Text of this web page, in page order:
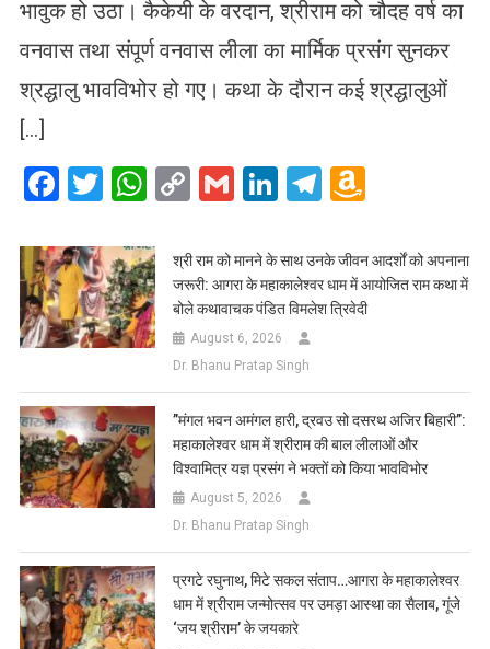
भावुक हो उठा। कैकेयी के वरदान, श्रीराम को चौदह वर्ष का
वनवास तथा संपूर्ण वनवास लीला का मार्मिक प्रसंग सुनकर
श्रद्धालु भावविभोर हो गए। कथा के दौरान कई श्रद्धालुओं
[…]
Facebook
Twitter
WhatsApp
CopyGmailLinkedIn
Telegram
List
​श्री राम को मानने के साथ उनके जीवन आदर्शों को अपनाना
जरूरी: आगरा के महाकालेश्वर धाम में आयोजित राम कथा में
बोले कथावाचक पंडित विमलेश त्रिवेदी
August 6, 2026
Dr. Bhanu Pratap Singh
​”मंगल भवन अमंगल हारी, द्रवउ सो दसरथ अजिर बिहारी”:
महाकालेश्वर धाम में श्रीराम की बाल लीलाओं और
विश्वामित्र यज्ञ प्रसंग ने भक्तों को किया भावविभोर
August 5, 2026
Dr. Bhanu Pratap Singh
प्रगटे रघुनाथ, मिटे सकल संताप…आगरा के महाकालेश्वर
धाम में श्रीराम जन्मोत्सव पर उमड़ा आस्था का सैलाब, गूंजे
‘जय श्रीराम’ के जयकारे